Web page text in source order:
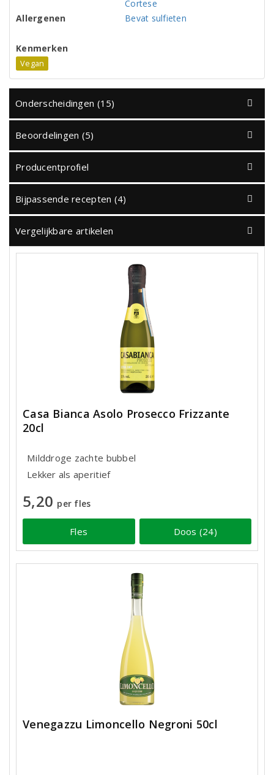
Cortese
Allergenen
Bevat sulfieten
Kenmerken
Vegan
Onderscheidingen (15)
Beoordelingen (5)
Producentprofiel
Bijpassende recepten (4)
Vergelijkbare artikelen
Casa Bianca Asolo Prosecco Frizzante
20cl
Milddroge zachte bubbel
Lekker als aperitief
5,20 per fles
Fles Doos (24)
Venegazzu Limoncello Negroni 50cl